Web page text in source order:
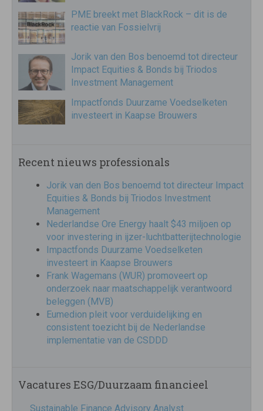
PME breekt met BlackRock – dit is de
reactie van Fossielvrij
Jorik van den Bos benoemd tot directeur
Impact Equities & Bonds bij Triodos
Investment Management
Impactfonds Duurzame Voedselketen
investeert in Kaapse Brouwers
Recent nieuws professionals
Jorik van den Bos benoemd tot directeur Impact
Equities & Bonds bij Triodos Investment
Management
Nederlandse Ore Energy haalt $43 miljoen op
voor investering in ijzer-luchtbatterijtechnologie
Impactfonds Duurzame Voedselketen
investeert in Kaapse Brouwers
Frank Wagemans (WUR) promoveert op
onderzoek naar maatschappelijk verantwoord
beleggen (MVB)
Eumedion pleit voor verduidelijking en
consistent toezicht bij de Nederlandse
implementatie van de CSDDD
Vacatures ESG/Duurzaam financieel
Sustainable Finance Advisory Analyst